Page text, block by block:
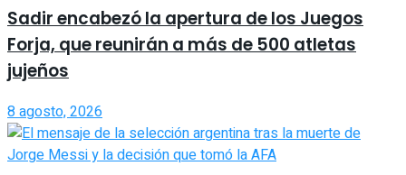
Sadir encabezó la apertura de los Juegos
Forja, que reunirán a más de 500 atletas
jujeños
8 agosto, 2026